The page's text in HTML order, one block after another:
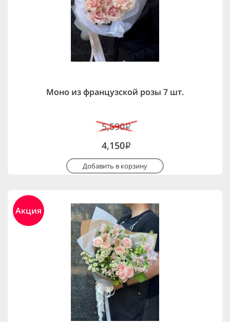
Моно из французской розы 7 шт.
5,590i
4,150i
Добавить в корзину
Акция